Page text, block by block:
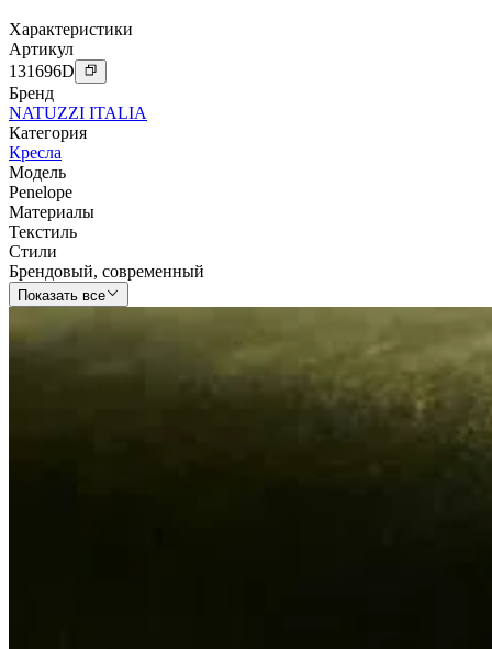
Характеристики
Артикул
131696D
Бренд
NATUZZI ITALIA
Категория
Кресла
Модель
Penelope
Материалы
Текстиль
Стили
Брендовый, современный
Показать все